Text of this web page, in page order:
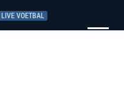
LIVE VOETBAL